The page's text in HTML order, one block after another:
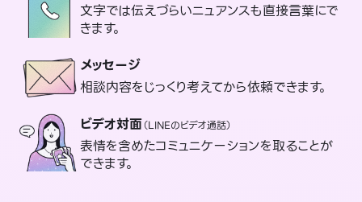
文字では伝えづらいニュアンスも直接言葉にで
きます。
メッセージ
相談内容をじっくり考えてから依頼できます。
ビデオ対面（LINEのビデオ通話）
表情を含めたコミュニケーションを取ることが
できます。